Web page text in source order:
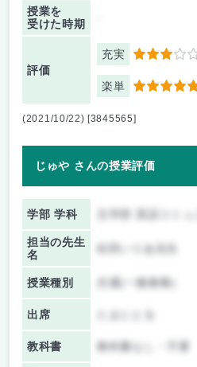
授業を
受けた時期
評価
充実 3
楽単 5
(2021/10/22) [3845565]
じゅや さんの授業評価
学部 学科
担当の先生
名
松田いりあ先生
授業種別 共通(一般教養)
出席
教科書 教科書なし・不要